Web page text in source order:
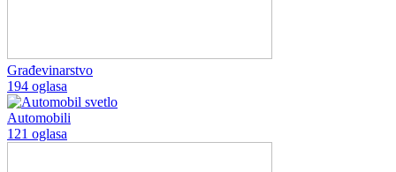
Građevinarstvo
194 oglasa
Automobili
121 oglasa